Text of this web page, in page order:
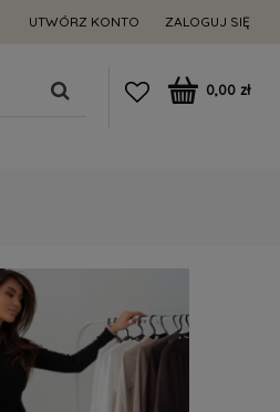
UTWÓRZ KONTO ZALOGUJ SIĘ
0,00 zł